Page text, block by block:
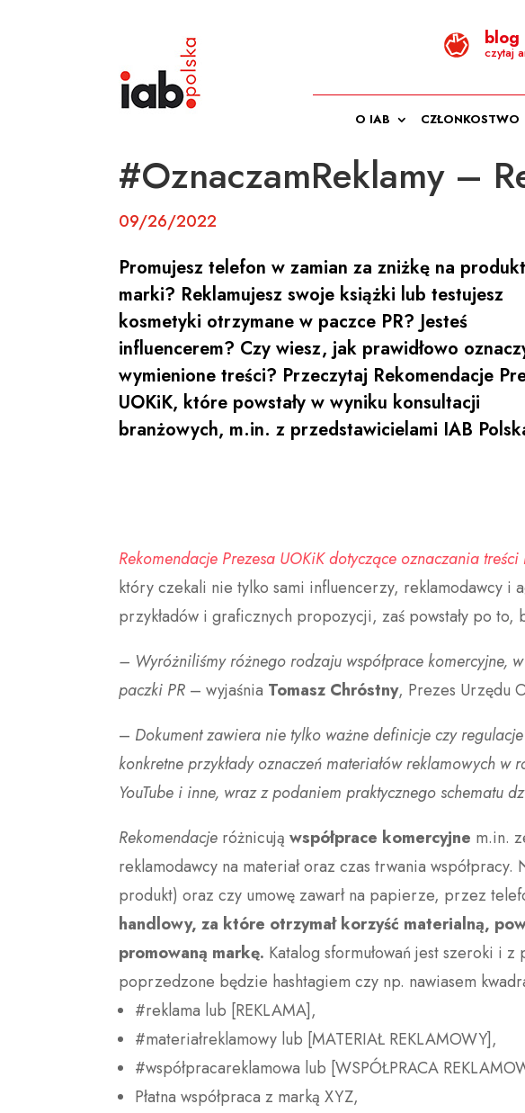
blog
czytaj
O IAB CZŁONKOSTWO
#OznaczamReklamy –
09/26/2022
Promujesz telefon w zamian za zniżkę na
marki? Reklamujesz swoje książki lub testujesz
kosmetyki otrzymane w paczce PR? Jesteś
influencerem? Czy wiesz, jak prawidłowo
wymienione treści? Przeczytaj Rekomendacje
UOKiK, które powstały w wyniku konsultacji
branżowych, m.in. z przedstawicielami IAB
Rekomendacje Prezesa UOKiK dotyczące oznaczania
który czekali nie tylko sami influencerzy, reklamodawcy i
przykładów i graficznych propozycji, zaś powstały po
– Wyróżniliśmy różnego rodzaju współprace komercyjne,
paczki PR – wyjaśnia Tomasz Chróstny, Prezes Urzędu
– Dokument zawiera nie tylko ważne definicje czy
konkretne przykłady oznaczeń materiałów reklamowych w
YouTube i inne, wraz z podaniem praktycznego schematu
Rekomendacje różnicują współprace komercyjne m.in.
reklamodawcy na materiał oraz czas trwania
produkt) oraz czy umowę zawarł na papierze, przez
handlowy, za które otrzymał korzyść materialną,
promowaną markę. Katalog sformułowań jest szeroki i
poprzedzone będzie hashtagiem czy np. nawiasem
#reklama lub [REKLAMA],
#materiałreklamowy lub [MATERIAŁ REKLAMOWY],
#współpracareklamowa lub [WSPÓŁPRACA
Płatna współpraca z marką XYZ,